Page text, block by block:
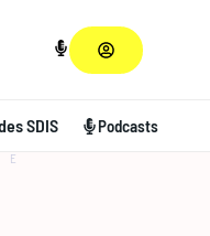
SDIS Podcasts